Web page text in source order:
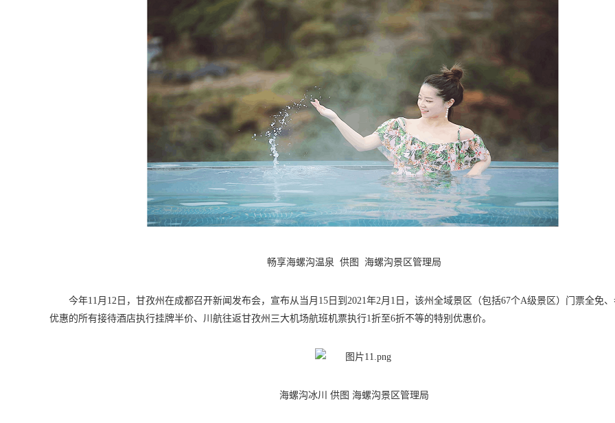
畅享海螺沟温泉 供图 海螺沟景区管理局
今年11月12日，甘孜州在成都召开新闻发布会，宣布从当月15日到2021年2月1日，该州全域景区（包括67个A级景区）门票全免
优惠的所有接待酒店执行挂牌半价、川航往返甘孜州三大机场航班机票执行1折至6折不等的特别优惠价。
海螺沟冰川 供图 海螺沟景区管理局